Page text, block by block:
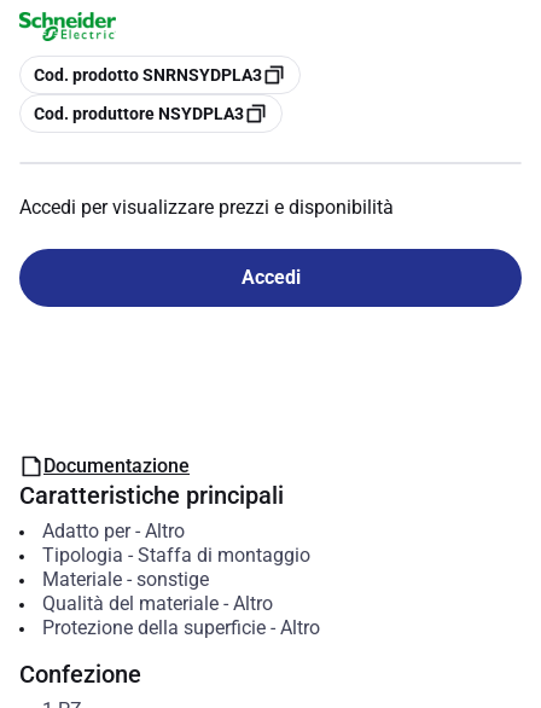
copia
Cod. prodotto SNRNSYDPLA3
copia
Cod. produttore NSYDPLA3
Accedi per visualizzare prezzi e disponibilità
Accedi
Documentazione
Caratteristiche principali
Adatto per- Altro
Tipologia - Staffa di montaggio
Materiale- sonstige
Qualità del materiale- Altro
Protezione della superficie- Altro
Confezione